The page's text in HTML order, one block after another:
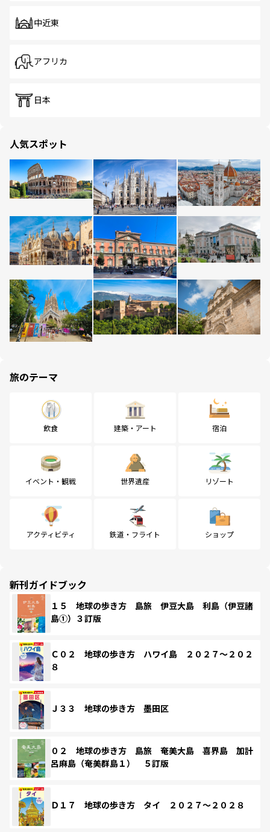
中近東
アフリカ
日本
人気スポット
旅のテーマ
飲食 建築・アート 宿泊
イベント・観戦 世界遺産 リゾート
アクティビティ 鉄道・フライト ショップ
新刊ガイドブック
１５ 地球の歩き方 島旅 伊豆大島 利島（伊豆諸
島①）３訂版
Ｃ０２ 地球の歩き方 ハワイ島 ２０２７～２０２
８
Ｊ３３ 地球の歩き方 墨田区
０２ 地球の歩き方 島旅 奄美大島 喜界島 加計
呂麻島（奄美群島１） ５訂版
Ｄ１７ 地球の歩き方 タイ ２０２７～２０２８